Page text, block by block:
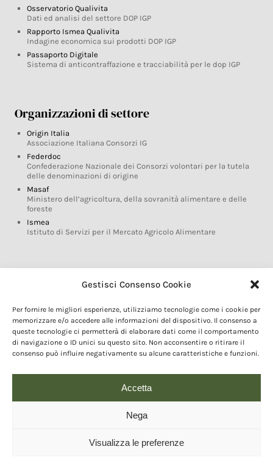
Gestisci Consenso Cookie
Per fornire le migliori esperienze, utilizziamo tecnologie come i cookie per
memorizzare e/o accedere alle informazioni del dispositivo. Il consenso a
queste tecnologie ci permetterà di elaborare dati come il comportamento
di navigazione o ID unici su questo sito. Non acconsentire o ritirare il
consenso può influire negativamente su alcune caratteristiche e funzioni.
Accetta
Nega
Visualizza le preferenze
Osservatorio Qualivita
Dati ed analisi del settore DOP IGP
Rapporto Ismea Qualivita
Indagine economica sui prodotti DOP IGP
Passaporto Digitale
Sistema di anticontraffazione e tracciabilità per le dop IGP
Organizzazioni di settore
Origin Italia
Associazione Italiana Consorzi IG
Federdoc
Confederazione Nazionale dei Consorzi volontari per la tutela
delle denominazioni di origine
Masaf
Ministero dell’agricoltura, della sovranità alimentare e delle
foreste
Ismea
Istituto di Servizi per il Mercato Agricolo Alimentare
Glossario DOP IGP
Marchi DOP IGP
Normativa prodotti DOP IGP
Consorzi di Tutela
Farm To Fork e prodotti DOP IGP